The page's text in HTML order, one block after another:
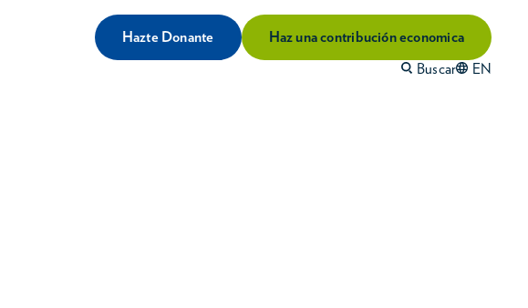
Hazte Donante
Haz una contribución economica
Buscar EN